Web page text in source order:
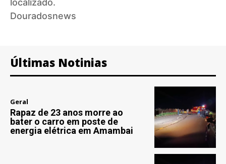
Douradosnews
Últimas Notinias
Geral
Rapaz de 23 anos morre ao
bater o carro em poste de
energia elétrica em Amambai